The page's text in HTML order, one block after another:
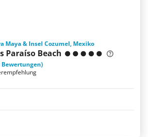
Maya & Insel Cozumel, Mexiko
Paraíso Beach
Bewertungen)